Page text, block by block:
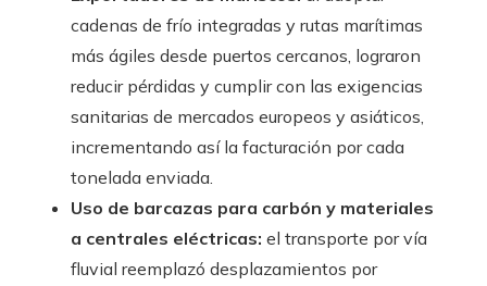
cadenas de frío integradas y rutas marítimas
más ágiles desde puertos cercanos, lograron
reducir pérdidas y cumplir con las exigencias
sanitarias de mercados europeos y asiáticos,
incrementando así la facturación por cada
tonelada enviada.
Uso de barcazas para carbón y materiales
a centrales eléctricas: el transporte por vía
fluvial reemplazó desplazamientos por